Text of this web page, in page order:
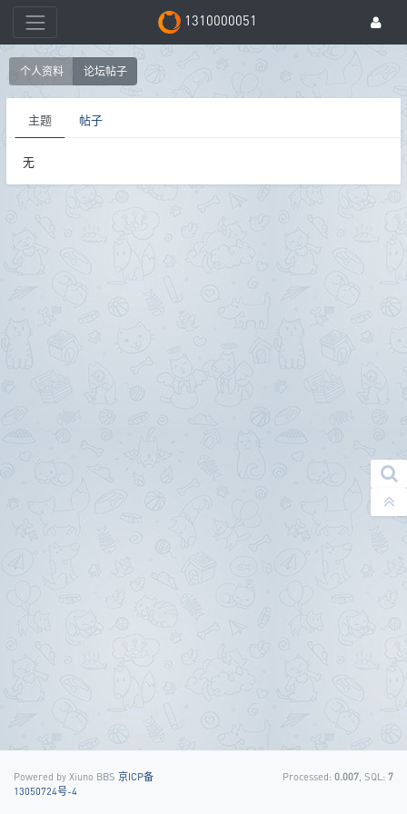
1310000051
个人资料 论坛帖子
主题 帖子
无
Powered by Xiuno BBS 京ICP备
13050724号-4
Processed: 0.007 , SQL: 7